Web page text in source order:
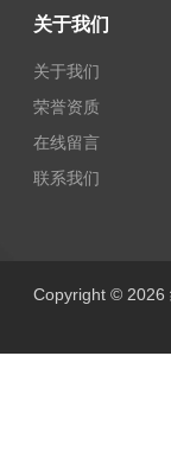
关于我们
关于我们
荣誉资质
在线留言
联系我们
Copyright © 2026